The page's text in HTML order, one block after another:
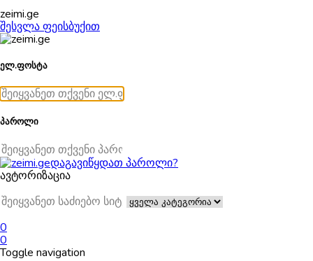
zeimi.ge
შესვლა ფეისბუქით
ელ.ფოსტა
პაროლი
დაგავიწყდათ პაროლი?
ავტორიზაცია
0
0
Toggle navigation